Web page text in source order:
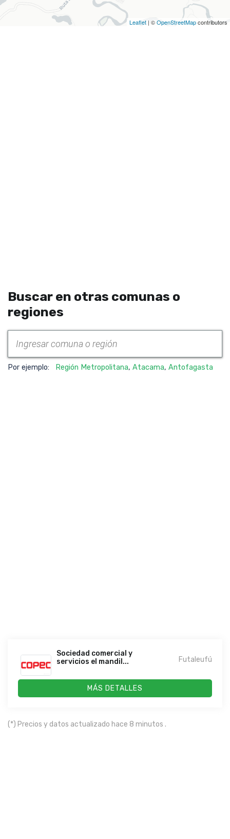
Leaflet | ©OpenStreetMapcontributors
Buscar en otras comunas o
regiones
Por ejemplo: Región Metropolitana, Atacama, Antofagasta
Sociedad comercial y
servicios el mandil...
Futaleufú
MÁS DETALLES
(*) Precios y datos actualizado hace 8 minutos .